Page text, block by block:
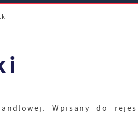
Wpisany do